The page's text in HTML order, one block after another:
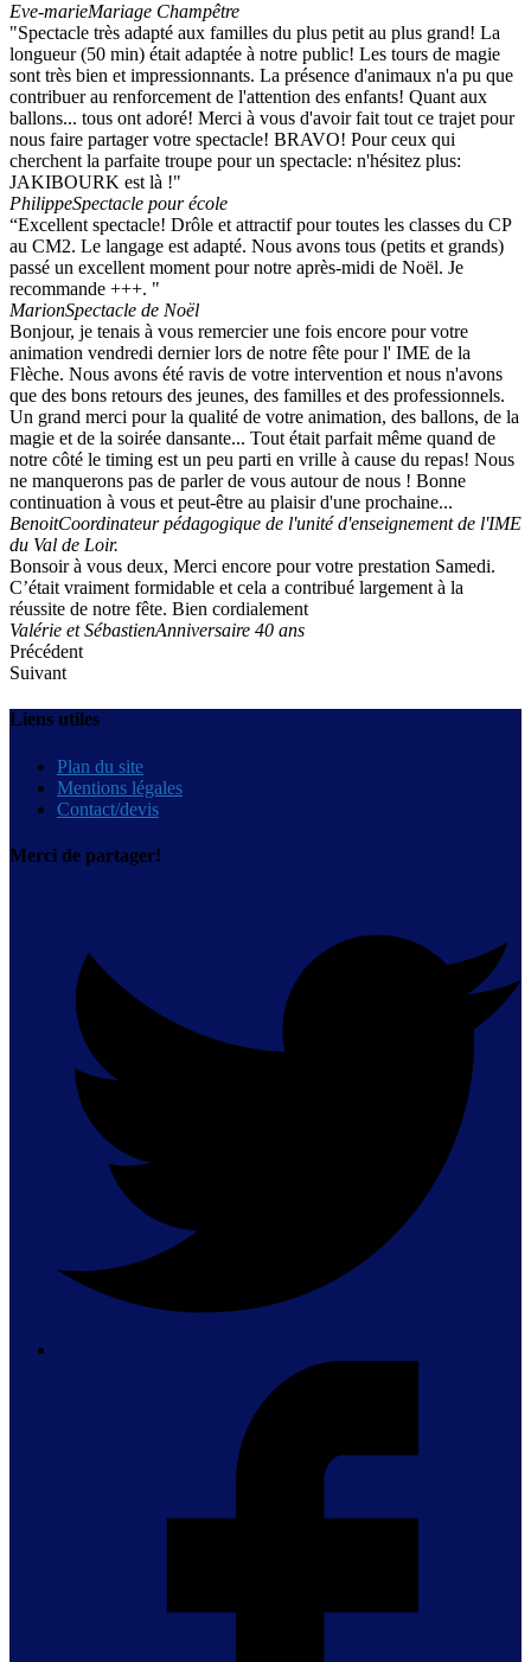
Eve-marieMariage Champêtre
"Spectacle très adapté aux familles du plus petit au plus grand! La
longueur (50 min) était adaptée à notre public! Les tours de magie
sont très bien et impressionnants. La présence d'animaux n'a pu que
contribuer au renforcement de l'attention des enfants! Quant aux
ballons... tous ont adoré! Merci à vous d'avoir fait tout ce trajet pour
nous faire partager votre spectacle! BRAVO! Pour ceux qui
cherchent la parfaite troupe pour un spectacle: n'hésitez plus:
JAKIBOURK est là !"
PhilippeSpectacle pour école
“Excellent spectacle! Drôle et attractif pour toutes les classes du CP
au CM2. Le langage est adapté. Nous avons tous (petits et grands)
passé un excellent moment pour notre après-midi de Noël. Je
recommande +++. "
MarionSpectacle de Noël
Bonjour, je tenais à vous remercier une fois encore pour votre
animation vendredi dernier lors de notre fête pour l' IME de la
Flèche. Nous avons été ravis de votre intervention et nous n'avons
que des bons retours des jeunes, des familles et des professionnels.
Un grand merci pour la qualité de votre animation, des ballons, de la
magie et de la soirée dansante... Tout était parfait même quand de
notre côté le timing est un peu parti en vrille à cause du repas! Nous
ne manquerons pas de parler de vous autour de nous ! Bonne
continuation à vous et peut-être au plaisir d'une prochaine...
BenoitCoordinateur pédagogique de l'unité d'enseignement de l'IME
du Val de Loir.
Bonsoir à vous deux, Merci encore pour votre prestation Samedi.
C’était vraiment formidable et cela a contribué largement à la
réussite de notre fête. Bien cordialement
Valérie et SébastienAnniversaire 40 ans
Précédent
Suivant
Liens utiles
Plan du site
Mentions légales
Contact/devis
Merci de partager!